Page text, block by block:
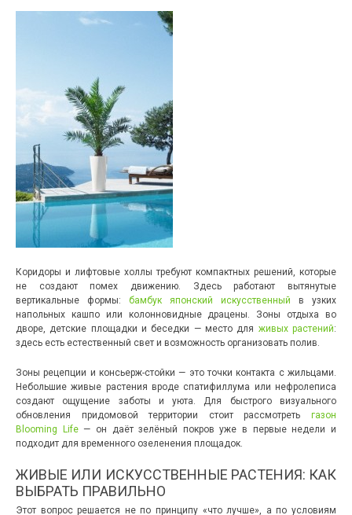
Коридоры и лифтовые холлы требуют компактных решений, которые
не создают помех движению. Здесь работают вытянутые
вертикальные формы: бамбук японский искусственный в узких
напольных кашпо или колонновидные драцены. Зоны отдыха во
дворе, детские площадки и беседки — место для живых растений:
здесь есть естественный свет и возможность организовать полив.
Зоны рецепции и консьерж-стойки — это точки контакта с жильцами.
Небольшие живые растения вроде спатифиллума или нефролеписа
создают ощущение заботы и уюта. Для быстрого визуального
обновления придомовой территории стоит рассмотреть газон
Blooming Life— он даёт зелёный покров уже в первые недели и
подходит для временного озеленения площадок.
ЖИВЫЕ ИЛИ ИСКУССТВЕННЫЕ РАСТЕНИЯ: КАК
ВЫБРАТЬ ПРАВИЛЬНО
Этот вопрос решается не по принципу «что лучше», а по условиям